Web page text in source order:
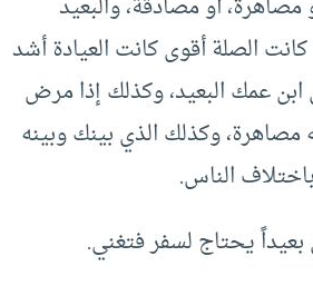
الصلة أقوى كانت العيادة أشد
عمك البعيد، وكذلك إذا مرض
وكذلك الذي بينك وبينه
الناس.
بعيداً يحتاج لسفر فتغني.